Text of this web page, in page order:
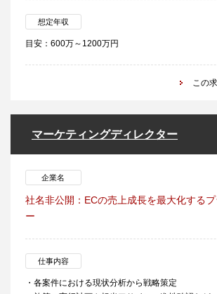
想定年収
目安：600万～1200万円
この
マーケティングディレクター
企業名
社名非公開：ECの売上成長を最大化する
ー
仕事内容
・各案件における現状分析から戦略策定